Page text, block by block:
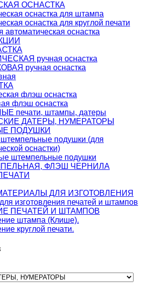
ОСНАСТКА
оснастка для штампа
оснастка для круглой печати
автоматическая оснастка
ручная оснастка
ручная оснастка
флэш оснастка
флэш оснастка
печати, штампы, датеры
ДАТЕРЫ, НУМЕРАТОРЫ
ПОДУШКИ
подушки (для
оснастки)
штемпельные подушки
ФЛЭШ ЧЕРНИЛА
ДЛЯ ИЗГОТОВЛЕНИЯ
изготовления печатей и штампов
ПЕЧАТЕЙ И ШТАМПОВ
штампа (Клише).
круглой печати.